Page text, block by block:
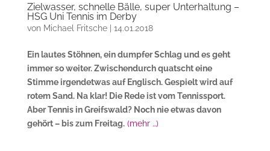
Zielwasser, schnelle Bälle, super Unterhaltung –
HSG Uni Tennis im Derby
von Michael Fritsche| 14.01.2018
Ein lautes Stöhnen, ein dumpfer Schlag und es geht
immer so weiter. Zwischendurch quatscht eine
Stimme irgendetwas auf Englisch. Gespielt wird auf
rotem Sand. Na klar! Die Rede ist vom Tennissport.
Aber Tennis in Greifswald? Noch nie etwas davon
gehört – bis zum Freitag. (mehr …)